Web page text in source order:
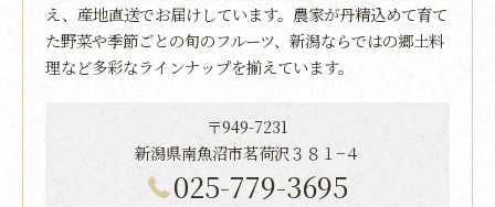
え、産地直送でお届けしています。農家が丹精込めて育て
た野菜や季節ごとの旬のフルーツ、新潟ならではの郷土料
理など多彩なラインナップを揃えています。
〒949-7231
新潟県南魚沼市茗荷沢３８１−４
025-779-3695